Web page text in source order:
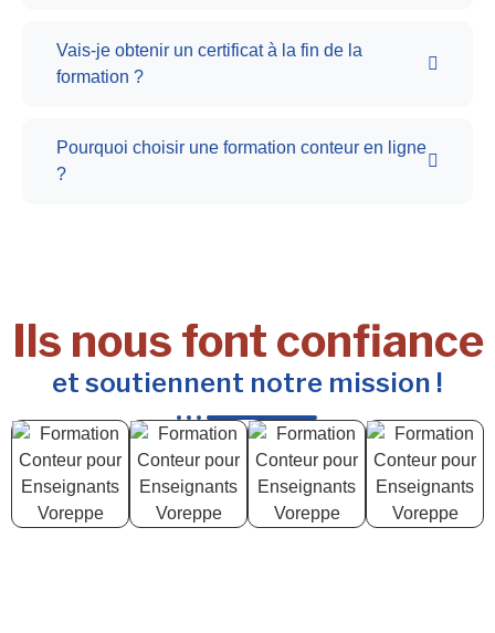
Vais-je obtenir un certificat à la fin de la
formation ?
Pourquoi choisir une formation conteur en ligne
?
Ils nous font confiance
et soutiennent notre mission !